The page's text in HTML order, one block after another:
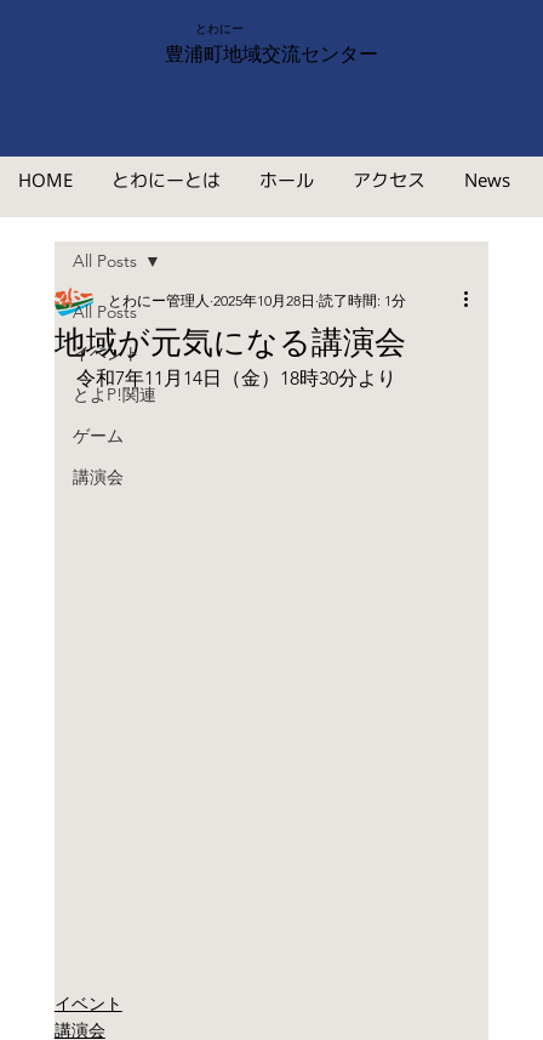
とわにー
豊浦町地域交流センター
All Posts
イベント
とよP!関連
ゲーム
講演会
All Posts
地域が元気になる講演会
とわにー管理人 2025年10月28日 読了時間: 1分
令和7年11月14日（金）18時30分より
イベント
講演会
HOME とわにーとは ホール アクセス News